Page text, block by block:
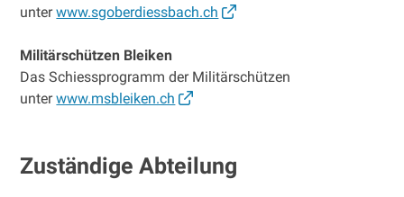
unterwww.sgoberdiessbach.ch
Militärschützen Bleiken
Das Schiessprogramm der Militärschützen
unterwww.msbleiken.ch
Zuständige Abteilung